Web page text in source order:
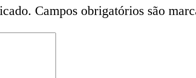
Campos obrigatórios são